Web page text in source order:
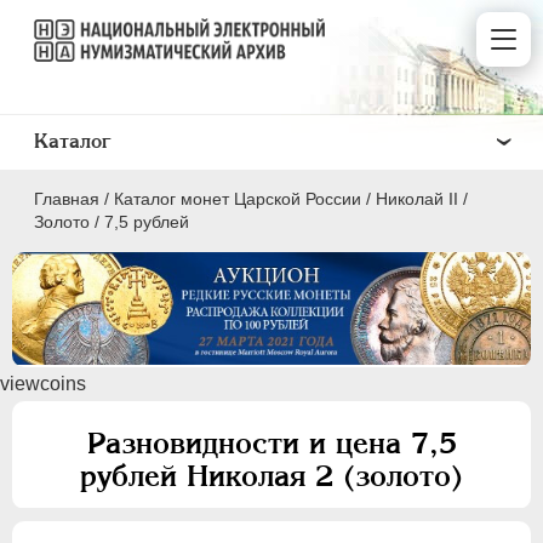
Главная / Каталог монет Царской России / Николай II /
Золото / 7,5 рублей
viewcoins
Разновидности и цена 7,5
рублей Николая 2 (золото)
Каталог
ПEТР I 1699 - 1725
ЕКАТЕРИНА I
АННА ИОАННОВНА 1730-1740
ИОАНН АНТОНОВИЧ 1740-1741